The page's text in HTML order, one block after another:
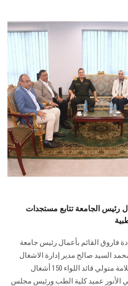
رئيس الجامعة تتابع مستجدات
فاروق القائم بأعمال رئيس جامعة
السيد صالح مدير إدارة الاشغال
العسكرية، وعميد أ. ح. وائل سلامة متولي قائد اللواء 150 أشغال
الأنور عميد كلية الطب ورئيس مجلس